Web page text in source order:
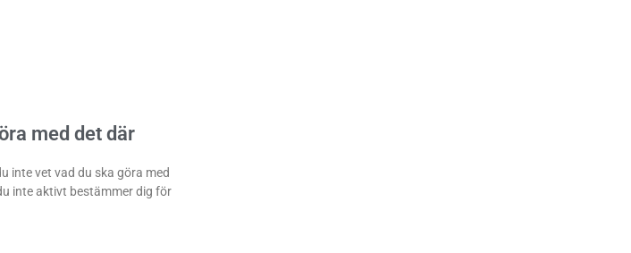
med det där
inte vet vad du ska göra med
inte aktivt bestämmer dig för